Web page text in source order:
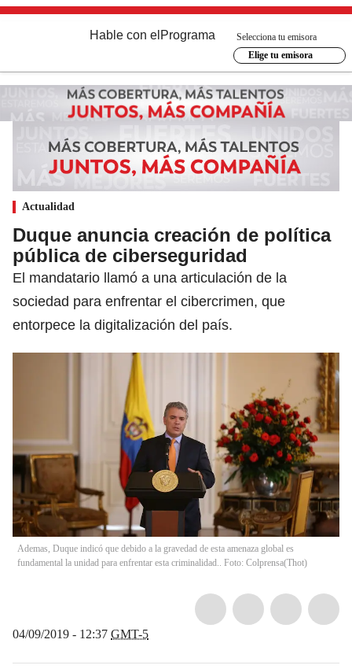
Hable con el Programa
Selecciona tu emisora
Elige tu emisora
Actualidad
Duque anuncia creación de política
pública de ciberseguridad
El mandatario llamó a una articulación de la
sociedad para enfrentar el cibercrimen, que
entorpece la digitalización del país.
Ademas, Duque indicó que debido a la gravedad de esta amenaza global es
fundamental la unidad para enfrentar esta criminalidad.. Foto: Colprensa(Thot)
04/09/2019 - 12:37 GMT-5